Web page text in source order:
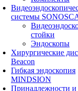
системы
стойки
Эндоскопы
Хирургические
Beacon
Гибкая эндоскопия
MINDSION
Принадлежности и